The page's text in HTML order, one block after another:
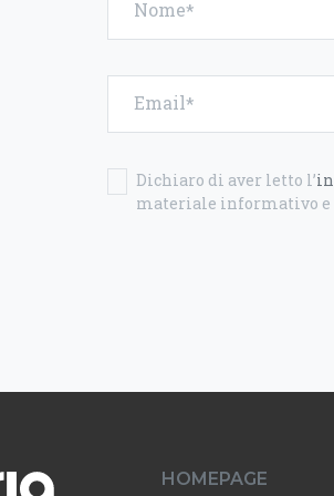
Nome
Email
Dichiaro di aver letto l’
materiale informativo e
HOMEPAGE